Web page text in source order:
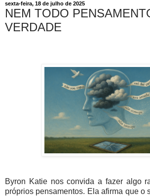
sexta-feira, 18 de julho de 2025
NEM TODO
VERDADE
Byron Katie nos convida a fazer algo
próprios pensamentos. Ela afirma que o